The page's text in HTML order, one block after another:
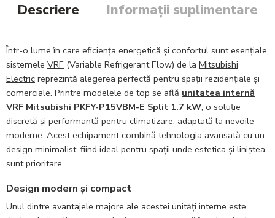
Descriere Informații suplimentare
Într-o lume în care eficiența energetică și confortul sunt esențiale,
sistemele VRF (Variable Refrigerant Flow) de la Mitsubishi
Electric reprezintă alegerea perfectă pentru spații rezidențiale și
comerciale. Printre modelele de top se află unitatea internă
VRF Mitsubishi PKFY-P15VBM-E Split 1.7 kW, o soluție
discretă și performantă pentru climatizare, adaptată la nevoile
moderne. Acest echipament combină tehnologia avansată cu un
design minimalist, fiind ideal pentru spații unde estetica și liniștea
sunt prioritare.
Design modern și compact
Unul dintre avantajele majore ale acestei unități interne este